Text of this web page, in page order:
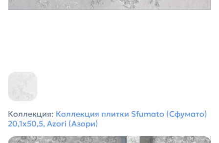
Коллекция: Коллекция плитки Sfumato (Сфумато)
20,1х50,5, Azori (Азори)